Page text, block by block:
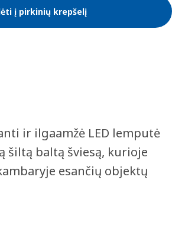
į pirkinių krepšelį
ir ilgaamžė LED lemputė
šiltą baltą šviesą, kurioje
esančių objektų